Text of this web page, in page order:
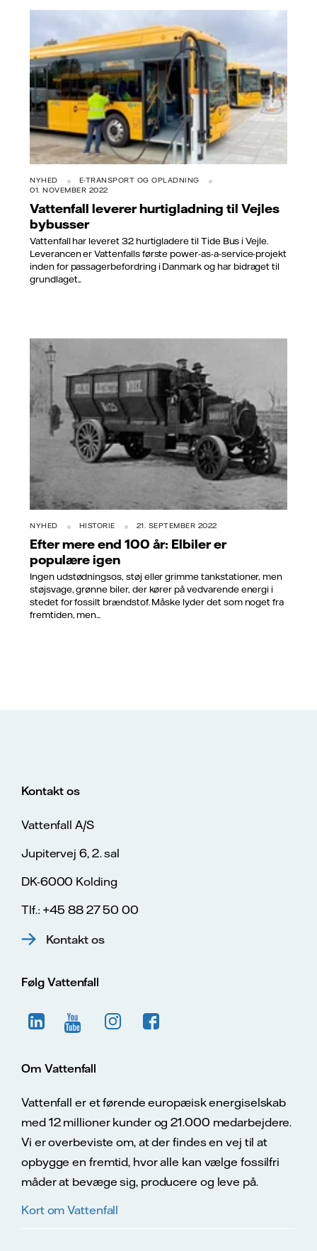
NYHED
E-TRANSPORT OG OPLADNING
01. NOVEMBER 2022
Vattenfall leverer hurtigladning til Vejles
bybusser
Vattenfall har leveret 32 hurtigladere til Tide Bus i Vejle.
Leverancen er Vattenfalls første power-as-a-service-projekt
inden for passagerbefordring i Danmark og har bidraget til
grundlaget...
Kilde: Bewags arkiver
NYHED HISTORIE 21. SEPTEMBER 2022
Efter mere end 100 år: Elbiler er
populære igen
Ingen udstødningsos, støj eller grimme tankstationer, men
støjsvage, grønne biler, der kører på vedvarende energi i
stedet for fossilt brændstof. Måske lyder det som noget fra
fremtiden, men...
Kontakt os
Vattenfall A/S
Jupitervej 6, 2. sal
DK-6000 Kolding
Tlf.: +45 88 27 50 00
Kontakt os
Følg Vattenfall
Om Vattenfall
Vattenfall er et førende europæisk energiselskab
med 12 millioner kunder og 21.000 medarbejdere.
Vi er overbeviste om, at der findes en vej til at
opbygge en fremtid, hvor alle kan vælge fossilfri
måder at bevæge sig, producere og leve på.
Kort om Vattenfall